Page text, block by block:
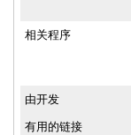
相关程序
由开发
有用的链接